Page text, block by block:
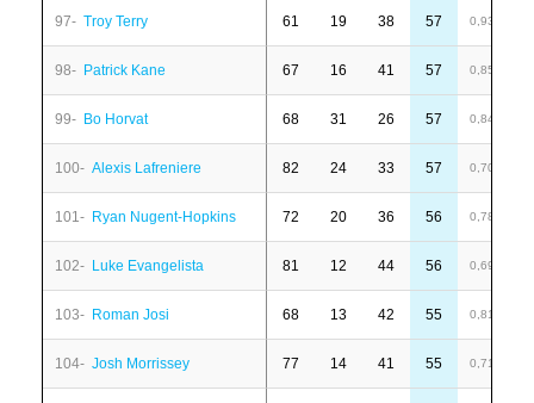
97- Troy Terry 61 19 38 57 0,93
98- Patrick Kane 67 16 41 57 0,85
99- Bo Horvat 68 31 26 57 0,84
100- Alexis Lafreniere 82 24 33 57 0,70
101- Ryan Nugent-Hopkins 72 20 36 56 0,78
102- Luke Evangelista 81 12 44 56 0,69
103- Roman Josi 68 13 42 55 0,81
104- Josh Morrissey 77 14 41 55 0,71